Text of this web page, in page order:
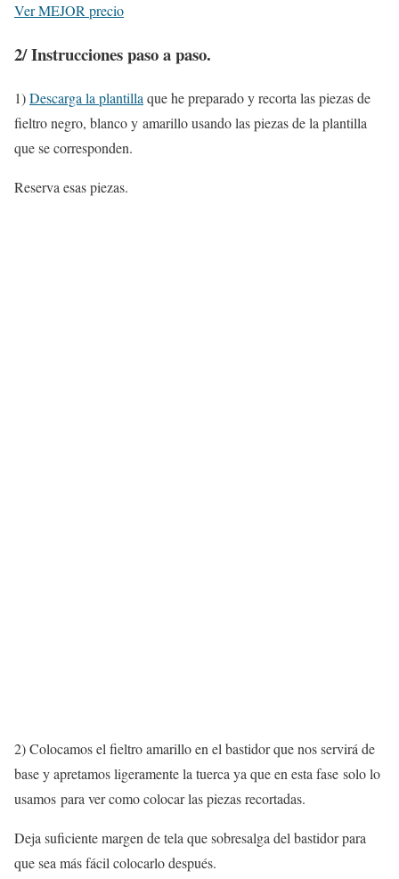
Ver MEJOR precio
2/ Instrucciones paso a paso.
1)Descarga la plantilla que he preparado y recorta las piezas de
fieltro negro, blanco y amarillo usando las piezas de la plantilla
que se corresponden.
Reserva esas piezas.
2) Colocamos el fieltro amarillo en el bastidor que nos servirá de
base y apretamos ligeramente la tuerca ya que en esta fase solo lo
usamos para ver como colocar las piezas recortadas.
Deja suficiente margen de tela que sobresalga del bastidor para
que sea más fácil colocarlo después.